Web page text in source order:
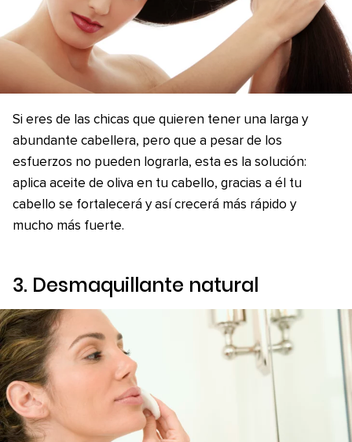
Si eres de las chicas que quieren tener una larga y
abundante cabellera, pero que a pesar de los
esfuerzos no pueden lograrla, esta es la solución:
aplica aceite de oliva en tu cabello, gracias a él tu
cabello se fortalecerá y así crecerá más rápido y
mucho más fuerte.
3. Desmaquillante natural